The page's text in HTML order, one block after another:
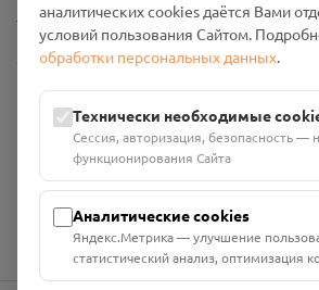
Настройки cookies
Общество с ограниченной
ИНН: 6700029207 ОГРН: 1256700001986
Юридический адрес: 216790, Смоленская
Руднянский, г. Рудня, улица Западная, д.
Номер счёта: 40702810901130004287
Кор. счёт: 30101810200000000593
аналитических cookies даётся Вами
условий пользования Сайтом.
обработки персональных данных.
Технически необходимые
Сессия, авторизация, безопасность —
функционирования Сайта
Аналитические cookies
Яндекс.Метрика — улучшение
статистический анализ, оптимизация